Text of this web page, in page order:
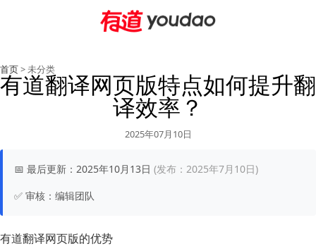
首页> 未分类
有道翻译网页版特点如何提升翻
译效率？
2025年07月10日
📅 最后更新： 2025年10月13日 (发布：2025年7月10日)
✅ 审核： 编辑团队
有道翻译网页版的优势